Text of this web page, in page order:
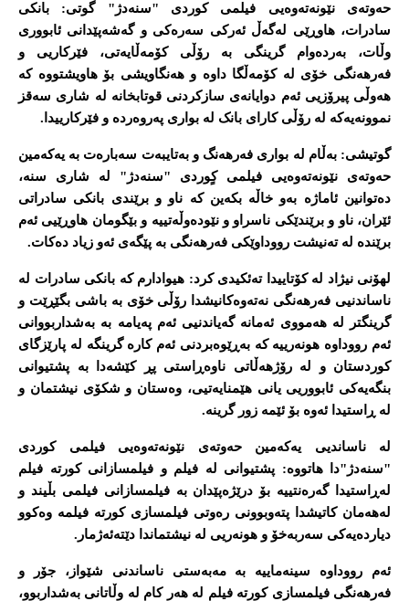
حەوتەی نێونەتەوەیی فیلمی کوردی "سنەدژ" گوتی: بانکی
سادرات، هاوڕێی لەگەڵ ئەرکی سەرەکی و گەشەپێدانی ئابووری
وڵات، بەردەوام گرینگی بە رۆڵی کۆمەڵایەتی، فێرکاریی و
فەرهەنگی خۆی لە کۆمەڵگا داوە و هەنگاویشی بۆ هاویشتووە کە
هەوڵی پیرۆزیی ئەم دوایانەی سازکردنی قوتابخانە لە شاری سەقز
نموونەیەکە لە رۆڵی کارای بانک لە بواری پەروەردە و فێرکارییدا.
گوتیشی: بەڵام لە بواری فەرهەنگ و بەتایبەت سەبارەت بە یەکەمین
حەوتەی نێونەتەوەیی فیلمی کٍوردی "سنەدژ" لە شاری سنە،
دەتوانین ئاماژە بەو خاڵە بکەین کە ناو و برێندی بانکی سادراتی
ئێران، ناو و برێندێکی ناسراو و نێودەوڵەتییە و بێگومان هاوڕێیی ئەم
برێندە لە تەنیشت رووداوێکی فەرهەنگی بە پێگەی ئەو زیاد دەکات.
لهۆنی نیژاد لە کۆتاییدا تەئکیدی کرد: هیوادارم کە بانکی سادرات لە
ناساندنیی فەرهەنگی نەتەوەکانیشدا رۆڵی خۆی بە باشی بگێڕێت و
گرینگتر لە هەمووی ئەمانە گەیاندنیی ئەم پەیامە بە بەشداربووانی
ئەم رووداوە هونەرییە کە بەڕێوەبردنی ئەم کارە گرینگە لە پارێزگای
کوردستان و لە رۆژهەڵاتی ناوەڕاستی پڕ کێشەدا بە پشتیوانی
بنگەیەکی ئابووریی یانی هێمنایەتیی، وەستان و شکۆی نیشتمان و
لە ڕاستیدا ئەوە بۆ ئێمە زور گرینە.
لە ناساندیی یەکەمین حەوتەی نێونەتەوەیی فیلمی کوردی
"سنەدژ"دا هاتووە: پشتیوانی لە فیلم و فیلمسازانی کورتە فیلم
لەڕاستیدا گەرەنتییە بۆ درێژەپێدان بە فیلمسازانی فیلمی بڵیند و
لەهەمان کاتیشدا پتەوبوونی رەوتی فیلمسازی کورتە فیلمە وەکوو
دیاردەیەکی سەربەخۆ و هونەریی لە نیشتماندا دێتەئەژمار.
ئەم رووداوە سینەماییە بە مەبەستی ناساندنی شێواز، جۆر و
فەرهەنگی فیلمسازی کورتە فیلم لە هەر کام لە وڵاتانی بەشداربوو،